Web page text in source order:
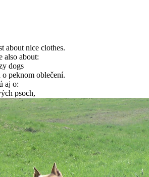
about nice clothes.
also about:
dogs
peknom oblečení.
aj o:
psoch,